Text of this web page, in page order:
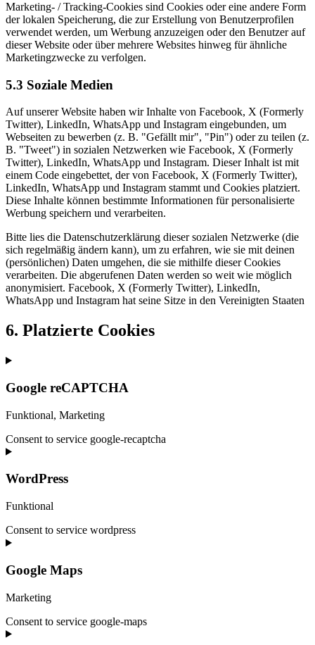
Marketing- / Tracking-Cookies sind Cookies oder eine andere Form
der lokalen Speicherung, die zur Erstellung von Benutzerprofilen
verwendet werden, um Werbung anzuzeigen oder den Benutzer auf
dieser Website oder über mehrere Websites hinweg für ähnliche
Marketingzwecke zu verfolgen.
5.3 Soziale Medien
Auf unserer Website haben wir Inhalte von Facebook, X (Formerly
Twitter), LinkedIn, WhatsApp und Instagram eingebunden, um
Webseiten zu bewerben (z. B. "Gefällt mir", "Pin") oder zu teilen (z.
B. "Tweet") in sozialen Netzwerken wie Facebook, X (Formerly
Twitter), LinkedIn, WhatsApp und Instagram. Dieser Inhalt ist mit
einem Code eingebettet, der von Facebook, X (Formerly Twitter),
LinkedIn, WhatsApp und Instagram stammt und Cookies platziert.
Diese Inhalte können bestimmte Informationen für personalisierte
Werbung speichern und verarbeiten.
Bitte lies die Datenschutzerklärung dieser sozialen Netzwerke (die
sich regelmäßig ändern kann), um zu erfahren, wie sie mit deinen
(persönlichen) Daten umgehen, die sie mithilfe dieser Cookies
verarbeiten. Die abgerufenen Daten werden so weit wie möglich
anonymisiert. Facebook, X (Formerly Twitter), LinkedIn,
WhatsApp und Instagram hat seine Sitze in den Vereinigten Staaten
6. Platzierte Cookies
Google reCAPTCHA
Funktional, Marketing
Consent to service google-recaptcha
WordPress
Funktional
Consent to service wordpress
Google Maps
Marketing
Consent to service google-maps